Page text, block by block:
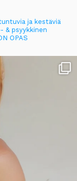
ja kestäviä
& psyykkinen
OPAS